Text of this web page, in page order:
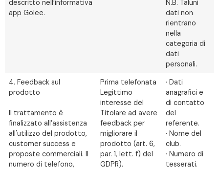
descritto nell’informativa
app Golee.
N.B. Taluni
dati non
rientrano
nella
categoria di
dati
personali.
4. Feedback sul
prodotto
Il trattamento è
finalizzato all’assistenza
all'utilizzo del prodotto,
customer success e
proposte commerciali. Il
numero di telefono,
Prima telefonata
Legittimo
interesse del
Titolare ad avere
feedback per
migliorare il
prodotto (art. 6,
par. 1, lett. f) del
GDPR).
· Dati
anagrafici e
di contatto
del
referente.
· Nome del
club.
· Numero di
tesserati.